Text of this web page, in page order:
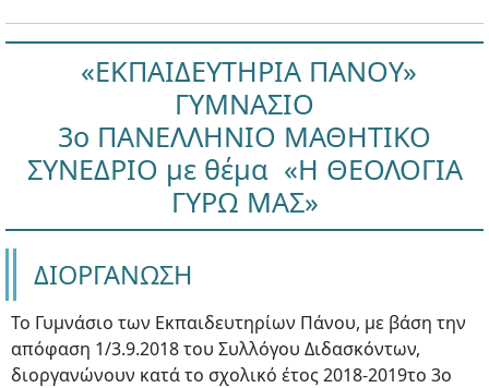
«ΕΚΠΑΙΔΕΥΤΗΡΙΑ ΠΑΝΟΥ»
ΓΥΜΝΑΣΙΟ
3ο ΠΑΝΕΛΛΗΝΙΟ ΜΑΘΗΤΙΚΟ
ΣΥΝΕΔΡΙΟ με θέμα «Η ΘΕΟΛΟΓΙΑ
ΓΥΡΩ ΜΑΣ»
ΔΙΟΡΓΑΝΩΣΗ
Το Γυμνάσιο των Εκπαιδευτηρίων Πάνου, με βάση την
απόφαση 1/3.9.2018 του Συλλόγου Διδασκόντων,
διοργανώνουν κατά το σχολικό έτος 2018-2019το 3ο